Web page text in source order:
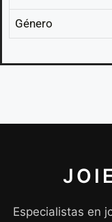
Género
Especialistas en